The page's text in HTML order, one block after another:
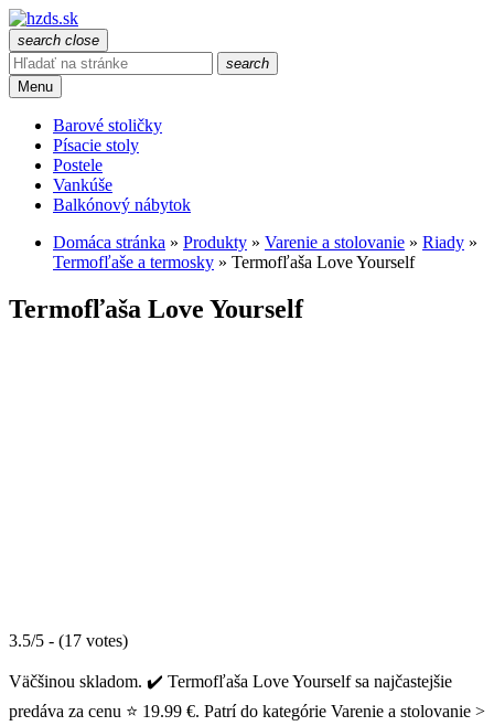
search close
search
Menu
Barové stoličky
Písacie stoly
Postele
Vankúše
Balkónový nábytok
Domáca stránka » Produkty » Varenie a stolovanie » Riady »
Termofľaše a termosky » Termofľaša Love Yourself
Termofľaša Love Yourself
3.5/5 - (17 votes)
Väčšinou skladom. ✔️ Termofľaša Love Yourself sa najčastejšie
predáva za cenu ⭐ 19.99 €. Patrí do kategórie Varenie a stolovanie >